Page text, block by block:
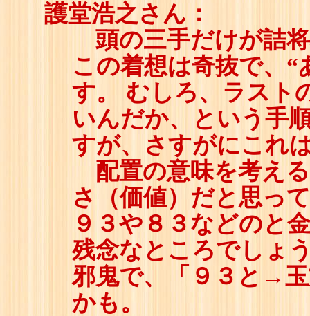
護堂浩之さん：
頭の三手だけが詰
この着想は奇抜で、
す。 むしろ、ラスト
いんだか、という手
すが、さすがにこれ
配置の意味を考え
さ（価値）だと思っ
９３や８３などのと
残念なところでしょ
邪鬼で、「９３と→
かも。